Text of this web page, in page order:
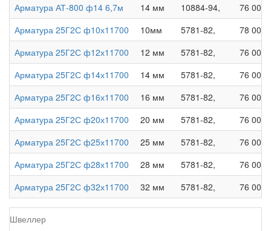
Арматура АТ-800 ф14 6,7м
14 мм 10884-94,
76 000
Арматура 25Г2С ф10х11700
10мм 5781-82,
78 000
Арматура 25Г2С ф12х11700
12 мм 5781-82,
76 000
Арматура 25Г2С ф14х11700
14 мм 5781-82,
76 000
Арматура 25Г2С ф16х11700
16 мм 5781-82,
76 000
Арматура 25Г2С ф20х11700
20 мм 5781-82,
76 000
Арматура 25Г2С ф25х11700
25 мм 5781-82,
76 000
Арматура 25Г2С ф28х11700
28 мм 5781-82,
76 000
Арматура 25Г2С ф32х11700
32 мм 5781-82, 76 000
Швеллер